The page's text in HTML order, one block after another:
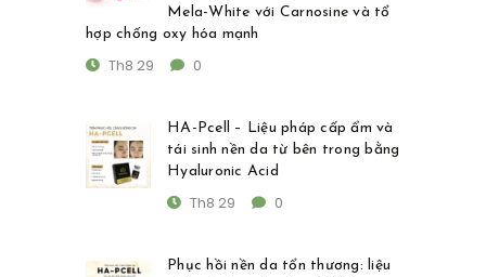
Mela-White với Carnosine và tổ
hợp chống oxy hóa mạnh
Th8 29 0
HA-Pcell – Liệu pháp cấp ẩm và
tái sinh nền da từ bên trong bằng
Hyaluronic Acid
Th8 29 0
Phục hồi nền da tổn thương: liệu